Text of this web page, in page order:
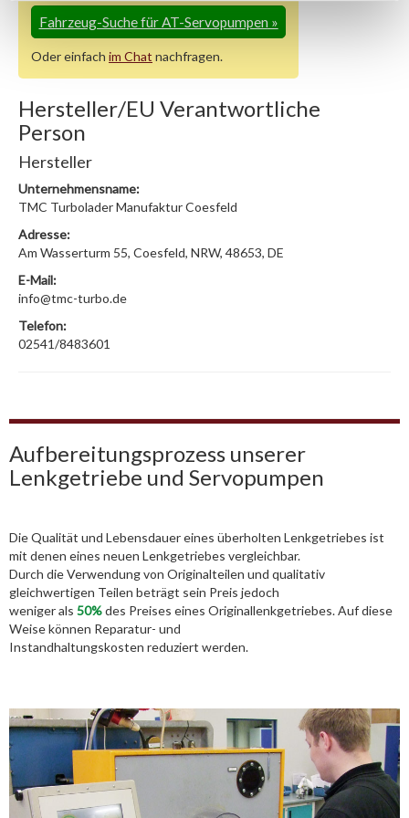
Fahrzeug-Suche für AT-Servopumpen »
Oder einfach im Chat nachfragen.
Hersteller/EU Verantwortliche
Person
Hersteller
Unternehmensname:
TMC Turbolader Manufaktur Coesfeld
Adresse:
Am Wasserturm 55, Coesfeld, NRW, 48653, DE
E-Mail:
info@tmc-turbo.de
Telefon:
02541/8483601
Aufbereitungsprozess unserer
Lenkgetriebe und Servopumpen
Die Qualität und Lebensdauer eines überholten Lenkgetriebes ist
mit denen eines neuen Lenkgetriebes vergleichbar.
Durch die Verwendung von Originalteilen und qualitativ
gleichwertigen Teilen beträgt sein Preis jedoch
weniger als 50%des Preises eines Originallenkgetriebes. Auf diese
Weise können Reparatur- und
Instandhaltungskosten reduziert werden.